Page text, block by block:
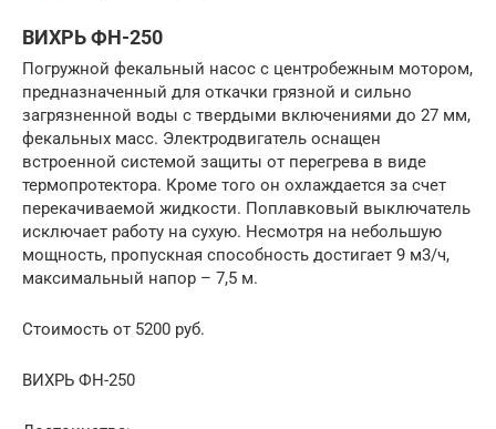
ВИХРЬ ФН-250
Погружной фекальный насос с центробежным мотором,
предназначенный для откачки грязной и сильно
загрязненной воды с твердыми включениями до 27 мм,
фекальных масс. Электродвигатель оснащен
встроенной системой защиты от перегрева в виде
термопротектора. Кроме того он охлаждается за счет
перекачиваемой жидкости. Поплавковый выключатель
исключает работу на сухую. Несмотря на небольшую
мощность, пропускная способность достигает 9 м3/ч,
максимальный напор – 7,5 м.
Стоимость от 5200 руб.
ВИХРЬ ФН-250